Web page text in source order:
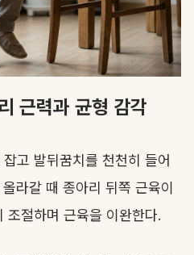
근력과 균형 감각
고 발뒤꿈치를 천천히 들어
라갈 때 종아리 뒤쪽 근육이
조절하며 근육을 이완한다.